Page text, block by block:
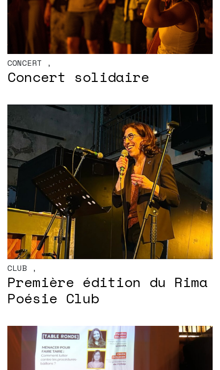
CONCERT ,
Concert solidaire
CLUB ,
Première édition du Rima
Poésie Club